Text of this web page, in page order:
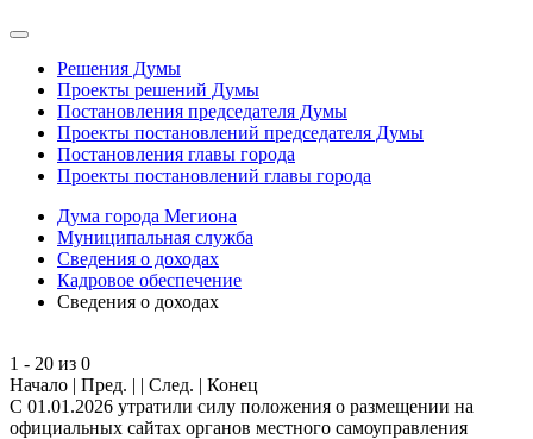
Решения Думы
Проекты решений Думы
Постановления председателя Думы
Проекты постановлений председателя Думы
Постановления главы города
Проекты постановлений главы города
Дума города Мегиона
Муниципальная служба
Сведения о доходах
Кадровое обеспечение
Сведения о доходах
1 - 20 из 0
Начало | Пред. | | След. | Конец
С 01.01.2026 утратили силу положения о размещении на
официальных сайтах органов местного самоуправления